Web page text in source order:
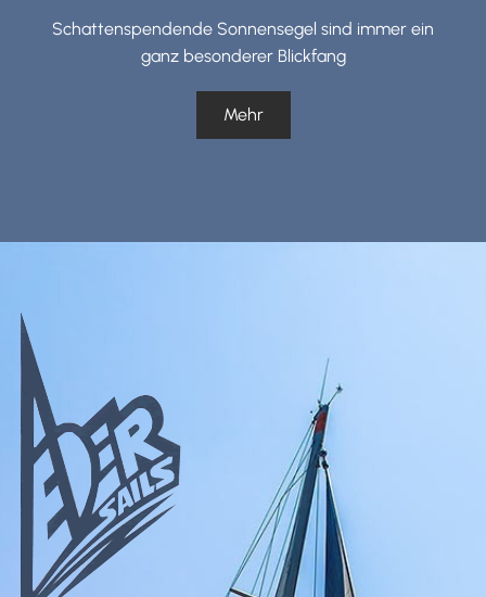
Schattenspendende Sonnensegel sind immer ein
ganz besonderer Blickfang
Mehr